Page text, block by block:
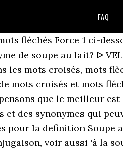
FAQ
fléchés Force 1 ci-
de soupe au lait? ᐅ
les mots croisés, mots
mots croisés et mots
que le meilleur
des synonymes qui
pour la definition Soupe
voir aussi 'à la